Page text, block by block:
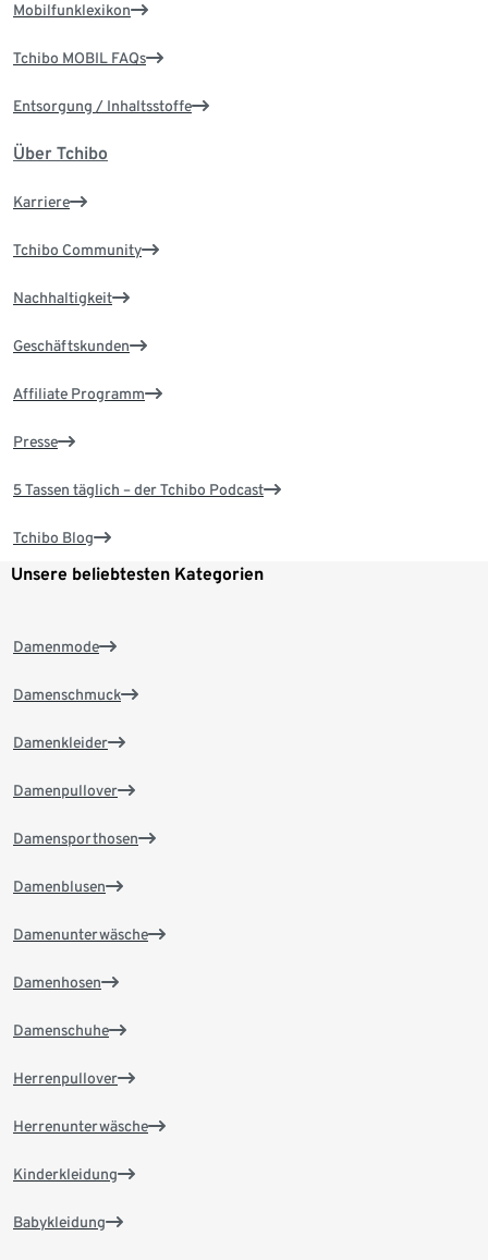
Mobilfunklexikon
Tchibo MOBIL FAQs
Entsorgung / Inhaltsstoffe
Über Tchibo
Karriere
Tchibo Community
Nachhaltigkeit
Geschäftskunden
Affiliate Programm
Presse
5 Tassen täglich – der Tchibo Podcast
Tchibo Blog
Unsere beliebtesten Kategorien
Damenmode
Damenschmuck
Damenkleider
Damenpullover
Damensporthosen
Damenblusen
Damenunterwäsche
Damenhosen
Damenschuhe
Herrenpullover
Herrenunterwäsche
Kinderkleidung
Babykleidung